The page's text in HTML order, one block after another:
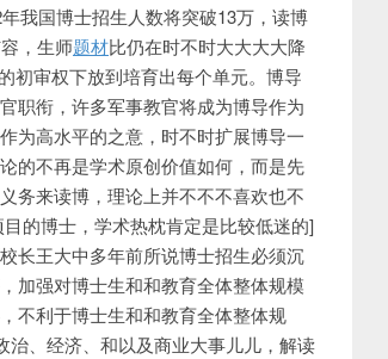
我国博士招生人数将突破13万，读博
，生师题材比仍在时不时大大大大降
初审权下放到培育出每个单元。博导
职衔，许多军事教官将成为博导作为
为高水平的之意，时不时扩展博导一
的不再是学术原创价值如何，而是先
务来读博，理论上并不不不喜欢也不
的博士，学术热枕肯定是比较低迷的]
长王大中多年前所说博士招生必须沉
加强对博士生和和教育全体整体规模
不利于博士生和和教育全体整体规
、经济、和以及商业大事儿儿，解读